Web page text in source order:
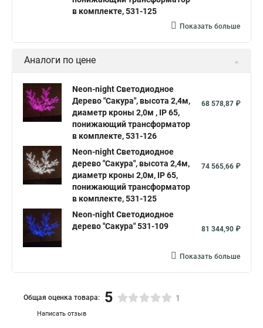
в комплекте, 531-125
Показать больше
Аналоги по цене
Neon-night Светодиодное
Дерево "Сакура", высота 2,4м,
диаметр кроны 2,0м , IP 65,
понижающий трансформатор
в комплекте, 531-126
68 578,87 ₽
Neon-night Светодиодное
дерево "Сакура", высота 2,4м,
диаметр кроны 2,0м, IP 65,
понижающий трансформатор
в комплекте, 531-125
74 565,66 ₽
Neon-night Светодиодное
дерево "Сакура" 531-109
81 344,90 ₽
Показать больше
Написать отзыв
Общая оценка товара: 5 1